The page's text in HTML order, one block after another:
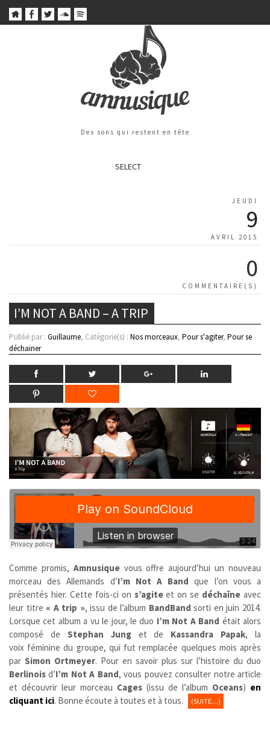
Des sons qui restent en tête
SELECT
JEUDI
9
AVRIL 2015
0
COMMENTAIRE(S)
I’M NOT A BAND – A TRIP
Publié par : Guillaume, Catégorie(s) : Nos morceaux, Pour s'agiter, Pour se
déchainer
Comme promis, Amnusiquevous offre aujourd’hui un nouveau
morceau des Allemands d’I’m Not A Band que l’on vous a
présentés hier. Cette fois-ci on s’agiteet on se déchaîne avec
leur titre « A trip », issu de l’album BandBand sorti en juin 2014.
Lorsque cet album a vu le jour, le duo I’m Not A Band était alors
composé de Stephan Junget de Kassandra Papak, la
voix féminine du groupe, qui fut remplacée quelques mois après
par Simon Ortmeyer. Pour en savoir plus sur l’histoire du duo
Berlinois d’I’m Not A Band, vous pouvez consulter notre article
et découvrir leur morceau Cages (issu de l’album Oceans) en
cliquant ici. Bonne écoute à toutes et à tous. (SUITE…)